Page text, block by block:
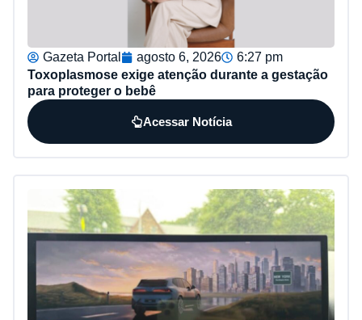
Gazeta Portal agosto 6, 2026
6:27 pm
Toxoplasmose exige atenção durante a gestação
para proteger o bebê
Acessar Notícia